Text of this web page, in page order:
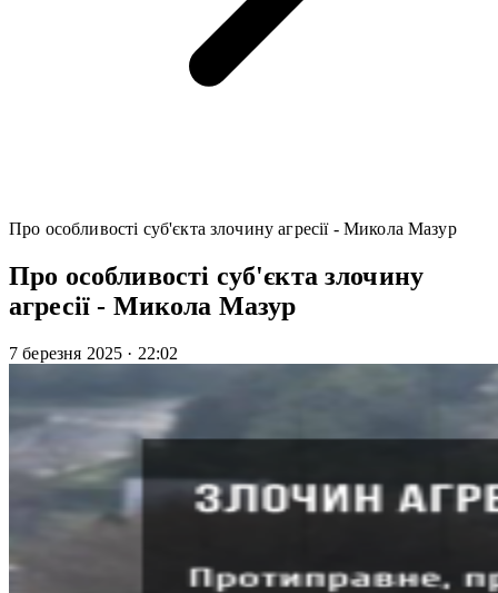
Про особливості суб'єкта злочину агресії - Микола Мазур
Про особливості суб'єкта злочину
агресії - Микола Мазур
7 березня 2025 · 22:02